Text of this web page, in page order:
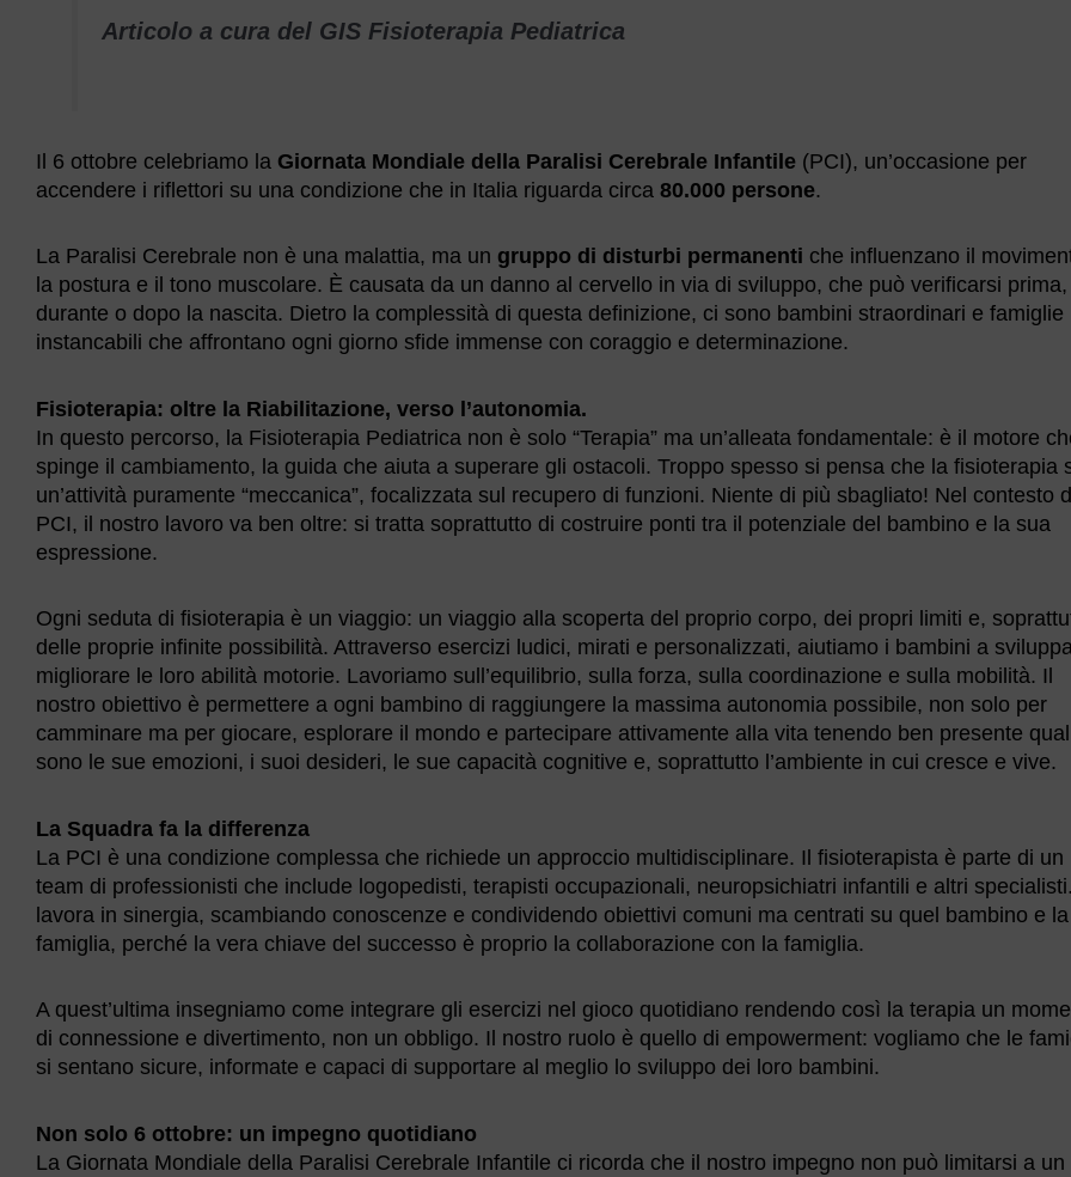
Articolo a cura del GIS Fisioterapia Pediatrica
Il 6 ottobre celebriamo la Giornata Mondiale della Paralisi Cerebrale Infantile (PCI), un’occasione per
accendere i riflettori su una condizione che in Italia riguarda circa 80.000 persone.
La Paralisi Cerebrale non è una malattia, ma un gruppo di disturbi permanenti che influenzano il
la postura e il tono muscolare. È causata da un danno al cervello in via di sviluppo, che può verificarsi prima,
durante o dopo la nascita. Dietro la complessità di questa definizione, ci sono bambini straordinari e famiglie
instancabili che affrontano ogni giorno sfide immense con coraggio e determinazione.
Fisioterapia: oltre la Riabilitazione, verso l’autonomia.
In questo percorso, la Fisioterapia Pediatrica non è solo “Terapia” ma un’alleata fondamentale: è il motore
spinge il cambiamento, la guida che aiuta a superare gli ostacoli. Troppo spesso si pensa che la fisioterapia
un’attività puramente “meccanica”, focalizzata sul recupero di funzioni. Niente di più sbagliato! Nel contesto
PCI, il nostro lavoro va ben oltre: si tratta soprattutto di costruire ponti tra il potenziale del bambino e la sua
espressione.
Ogni seduta di fisioterapia è un viaggio: un viaggio alla scoperta del proprio corpo, dei propri limiti e,
delle proprie infinite possibilità. Attraverso esercizi ludici, mirati e personalizzati, aiutiamo i bambini a
migliorare le loro abilità motorie. Lavoriamo sull’equilibrio, sulla forza, sulla coordinazione e sulla mobilità. Il
nostro obiettivo è permettere a ogni bambino di raggiungere la massima autonomia possibile, non solo per
camminare ma per giocare, esplorare il mondo e partecipare attivamente alla vita tenendo ben presente
sono le sue emozioni, i suoi desideri, le sue capacità cognitive e, soprattutto l’ambiente in cui cresce e vive.
La Squadra fa la differenza
La PCI è una condizione complessa che richiede un approccio multidisciplinare. Il fisioterapista è parte di un
team di professionisti che include logopedisti, terapisti occupazionali, neuropsichiatri infantili e altri
lavora in sinergia, scambiando conoscenze e condividendo obiettivi comuni ma centrati su quel bambino e
famiglia, perché la vera chiave del successo è proprio la collaborazione con la famiglia.
A quest’ultima insegniamo come integrare gli esercizi nel gioco quotidiano rendendo così la terapia un
di connessione e divertimento, non un obbligo. Il nostro ruolo è quello di empowerment: vogliamo che le
si sentano sicure, informate e capaci di supportare al meglio lo sviluppo dei loro bambini.
Non solo 6 ottobre: un impegno quotidiano
La Giornata Mondiale della Paralisi Cerebrale Infantile ci ricorda che il nostro impegno non può limitarsi a un